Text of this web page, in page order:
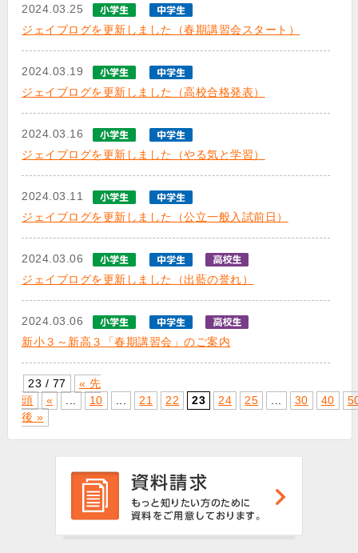
2024.03.25
ジェイブログを更新しました（春期講習会スタート）
2024.03.19
ジェイブログを更新しました（高校合格発表）
2024.03.16
ジェイブログを更新しました（やる気と学習）
2024.03.11
ジェイブログを更新しました（公立一般入試前日）
2024.03.06
ジェイブログを更新しました（出藍の誉れ）
2024.03.06
新小３～新高３「春期講習会」のご案内
23 / 77
« 先
頭
« 10 21 22 23 24 25 30 40
後 »